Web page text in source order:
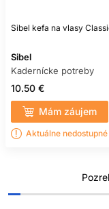
Sibel kefa na vlasy
Sibel
Kadernícke potreby
10.50 €
Mám záujem
Aktuálne nedostupné